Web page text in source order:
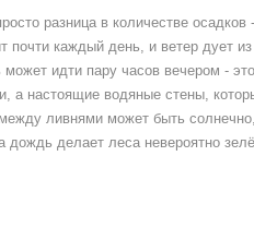
разница в количестве осадков
почти каждый день, и ветер дует из
идти пару часов вечером -
а настоящие водяные стены,
ливнями может быть
дождь делает леса невероятно